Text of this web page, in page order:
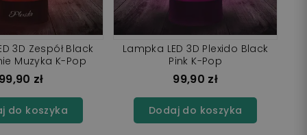
3D Zespół Black
Muzyka K-Pop
99,90 zł
do koszyka
Lampka LED 3D Plexido Black
Pink K-Pop
99,90 zł
Dodaj do koszyka